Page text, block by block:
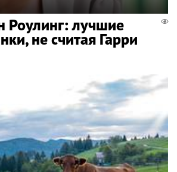
Роулинг: лучшие
не считая Гарри